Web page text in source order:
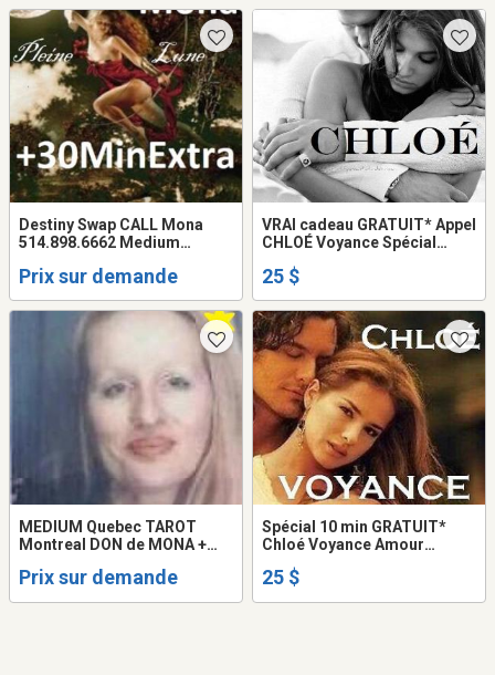
Destiny Swap CALL Mona
514.898.6662 Medium
Reading
Prix sur demande
VRAI cadeau GRATUIT* Appel
CHLOÉ Voyance Spécial
couple Prédictions 2026
100% JUSTE Chloé Tel: 514-
969-2563
25 $
MEDIUM Quebec TAROT
Montreal DON de MONA +
TAROT LOVE PSYCHIC
Prix sur demande
Spécial 10 min GRATUIT*
Chloé Voyance Amour
Vérité Réponse CLAIRE en
25 $